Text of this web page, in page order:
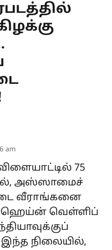
am
75
அஸ்ஸாமைச்
வீராங்கனை
வெள்ளிப்
இந்த நிலையில்,